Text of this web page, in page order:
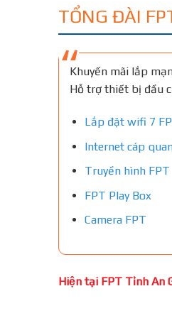
TỔNG ĐÀI
Khuyến mãi lắp
Hỗ trợ thiết bị đầu
Lắp đặt wifi 7
Internet cáp
Truyền hình FPT
FPT Play Box
Camera FPT
Hiện tại FPT Tỉnh An